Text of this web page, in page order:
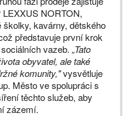
NORTON,
kavárny, dětského
představuje první krok
vazeb. „Tato
obyvatel, ale také
komunity,"vysvětluje
Město ve spolupráci s
těchto služeb, aby
zázemí.